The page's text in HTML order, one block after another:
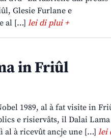
Glesie Furlane e
al […] lei di plui +
in Friûl
1989, al à fat visite in
e risiervâts, il Dalai Lama
al à ricevût ancje une […] lei